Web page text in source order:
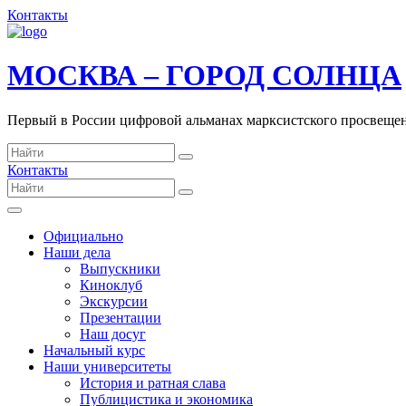
Контакты
МОСКВА – ГОРОД СОЛНЦА
Первый в России цифровой альманах марксистского
Контакты
Официально
Наши дела
Выпускники
Киноклуб
Экскурсии
Презентации
Наш досуг
Начальный курс
Наши университеты
История и ратная слава
Публицистика и экономика